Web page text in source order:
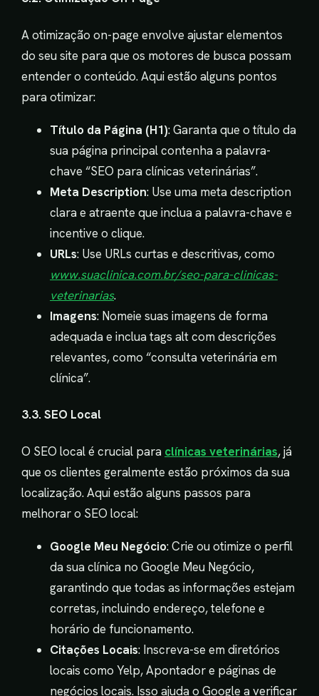
A otimização on-page envolve ajustar elementos
do seu site para que os motores de busca possam
entender o conteúdo. Aqui estão alguns pontos
para otimizar:
Título da Página (H1): Garanta que o título da
sua página principal contenha a palavra-
chave “SEO para clínicas veterinárias”.
Meta Description: Use uma meta description
clara e atraente que inclua a palavra-chave e
incentive o clique.
URLs: Use URLs curtas e descritivas, como
www.suaclinica.com.br/seo-para-clinicas-
veterinarias.
Imagens: Nomeie suas imagens de forma
adequada e inclua tags alt com descrições
relevantes, como “consulta veterinária em
clínica”.
3.3. SEO Local
O SEO local é crucial para clínicas veterinárias, já
que os clientes geralmente estão próximos da sua
localização. Aqui estão alguns passos para
melhorar o SEO local:
Google Meu Negócio: Crie ou otimize o perfil
da sua clínica no Google Meu Negócio,
garantindo que todas as informações estejam
corretas, incluindo endereço, telefone e
horário de funcionamento.
Citações Locais: Inscreva-se em diretórios
locais como Yelp, Apontador e páginas de
negócios locais. Isso ajuda o Google a verificar